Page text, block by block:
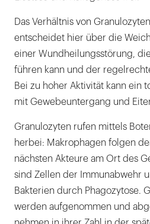
Das Verhältnis von
entscheidet hier über die
einer Wundheilungsstörung,
führen kann und der
Bei zu hoher Aktivität kann ein
mit Gewebeuntergang und
Granulozyten rufen mittels
herbei: Makrophagen folgen
nächsten Akteure am Ort des
sind Zellen der Immunabwehr
Bakterien durch Phagozytose.
werden aufgenommen und